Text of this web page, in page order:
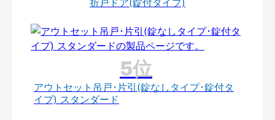
折戸ドア(錠付タイプ)
アウトセット吊戸･片引(錠なしタイプ･錠付タ
イプ) スタンダード